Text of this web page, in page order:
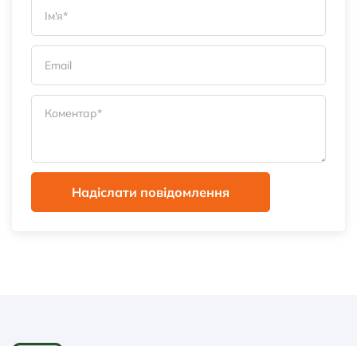
Надіслати повідомлення